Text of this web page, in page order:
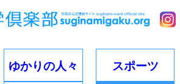
ゆかりの人々 スポーツ